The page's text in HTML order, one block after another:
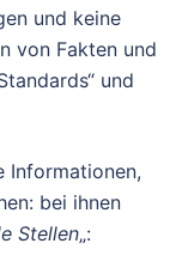
und keine
von Fakten und
und
Informationen,
bei ihnen
Stellen„: